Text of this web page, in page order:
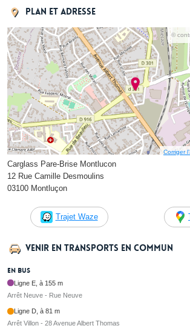
Plan et adresse
©
Corriger
Carglass Pare-Brise Montlucon
12 Rue Camille Desmoulins
03100 Montluçon
Trajet Waze
Venir en transports en commun
En bus
Ligne E, à 155 m
Arrêt Neuve - Rue Neuve
Ligne D, à 81 m
Arrêt Villon - 28 Avenue Albert Thomas